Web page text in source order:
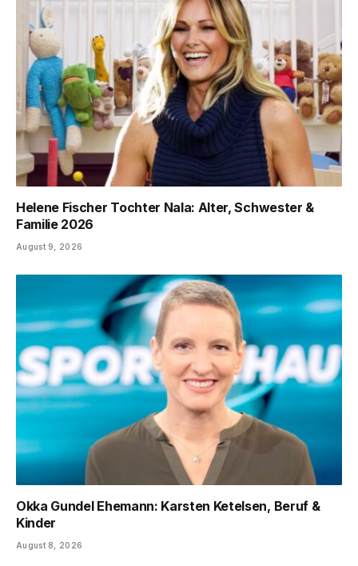
Helene Fischer Tochter Nala: Alter, Schwester &
Familie 2026
August 9, 2026
Okka Gundel Ehemann: Karsten Ketelsen, Beruf &
Kinder
August 8, 2026